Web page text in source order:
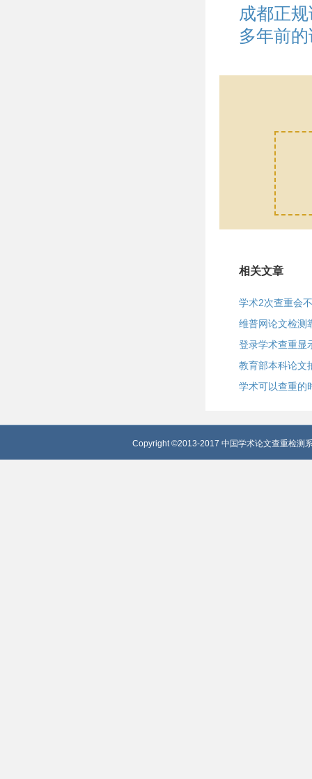
成都正
多年前
相关文章
学术2次查重会
维普网论文检测
登录学术查重显
教育部本科论文
学术可以查重的
Copyright ©2013-2017 中国学术论文查重检